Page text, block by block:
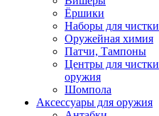
Ёршики
Наборы для чистки
Оружейная химия
Патчи, Тампоны
Центры для чистки
оружия
Шомпола
Аксессуары для оружия